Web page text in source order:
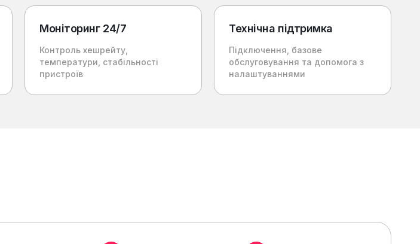
Моніторинг 24/7
Контроль хешрейту,
температури, стабільності
пристроїв
Технічна підтримка
Підключення, базове
обслуговування та допомога з
налаштуваннями